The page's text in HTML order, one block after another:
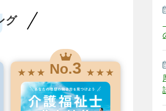
グ
★ ★ ★ No.3 ★ ★ ★